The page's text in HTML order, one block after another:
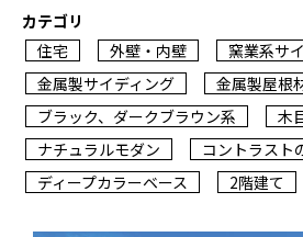
カテゴリ
住宅
外壁・内壁
窯業系サ
金属製サイディング
金属製屋根
ブラック、ダークブラウン系
木
ナチュラルモダン
コントラスト
ディープカラーベース
2階建て